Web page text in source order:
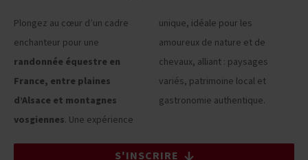
Plongez au cœur d’un cadre
enchanteur pour une
randonnée équestre en
France, entre plaines
d’Alsace et montagnes
vosgiennes. Une expérience
unique, idéale pour les
amoureux de nature et de
chevaux, alliant : paysages
variés, patrimoine local et
gastronomie authentique.
S'INSCRIRE